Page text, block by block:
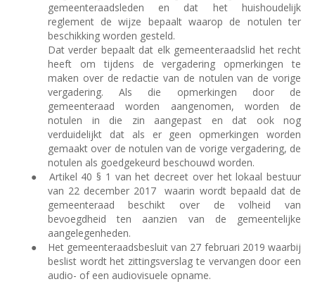
gemeenteraadsleden en dat het huishoudelijk
reglement de wijze bepaalt waarop de notulen ter
beschikking worden gesteld.
Dat verder bepaalt dat elk gemeenteraadslid het recht
heeft om tijdens de vergadering opmerkingen te
maken over de redactie van de notulen van de vorige
vergadering. Als die opmerkingen door de
gemeenteraad worden aangenomen, worden de
notulen in die zin aangepast en dat ook nog
verduidelijkt dat als er geen opmerkingen worden
gemaakt over de notulen van de vorige vergadering, de
notulen als goedgekeurd beschouwd worden.
●
Artikel 40 § 1 van het decreet over het lokaal bestuur
van 22 december 2017
waarin wordt bepaald dat de
gemeenteraad beschikt over de volheid van
bevoegdheid ten aanzien van de gemeentelijke
aangelegenheden.
●
Het gemeenteraadsbesluit van 27 februari 2019 waarbij
beslist wordt het zittingsverslag te vervangen door een
audio- of een audiovisuele opname.